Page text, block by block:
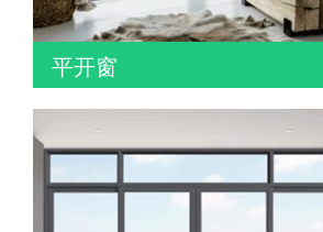
平开窗